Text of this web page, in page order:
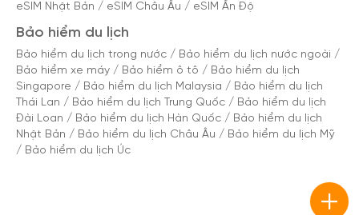
eSIM Nhật Bản / eSIM Châu Âu / eSIM Ấn Độ
Bảo hiểm du lịch
Bảo hiểm du lịch trong nước / Bảo hiểm du lịch nước ngoài /
Bảo hiểm xe máy / Bảo hiểm ô tô / Bảo hiểm du lịch
Singapore / Bảo hiểm du lịch Malaysia / Bảo hiểm du lịch
Thái Lan / Bảo hiểm du lịch Trung Quốc / Bảo hiểm du lịch
Đài Loan / Bảo hiểm du lịch Hàn Quốc / Bảo hiểm du lịch
Nhật Bản / Bảo hiểm du lịch Châu Âu / Bảo hiểm du lịch Mỹ
/ Bảo hiểm du lịch Úc